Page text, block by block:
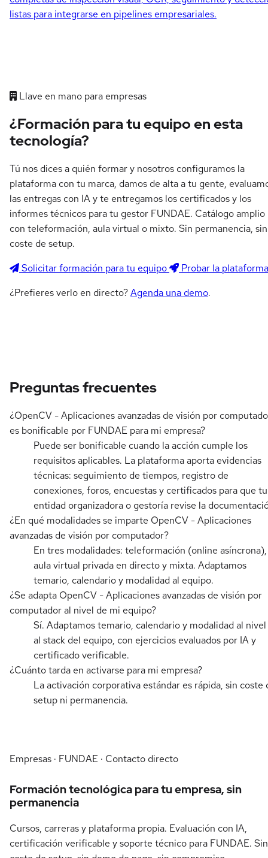
listas para integrarse en pipelines empresariales.
Llave en mano para empresas
¿Formación para tu equipo en esta
tecnología?
Tú nos dices a quién formar y nosotros configuramos la
plataforma con tu marca, damos de alta a tu gente,
las entregas con IA y te entregamos los certificados y los
informes técnicos para tu gestor FUNDAE. Catálogo amplio
con teleformación, aula virtual o mixto. Sin permanencia, sin
coste de setup.
Solicitar formación para tu equipo
Probar la plataforma
¿Prefieres verlo en directo?Agenda una demo.
Preguntas frecuentes
¿OpenCV - Aplicaciones avanzadas de visión por
es bonificable por FUNDAE para mi empresa?
Puede ser bonificable cuando la acción cumple los
requisitos aplicables. La plataforma aporta evidencias
técnicas: seguimiento de tiempos, registro de
conexiones, foros, encuestas y certificados para que tu
entidad organizadora o gestoría revise la
¿En qué modalidades se imparte OpenCV - Aplicaciones
avanzadas de visión por computador?
En tres modalidades: teleformación (online asíncrona),
aula virtual privada en directo y mixta. Adaptamos
temario, calendario y modalidad al equipo.
¿Se adapta OpenCV - Aplicaciones avanzadas de visión por
computador al nivel de mi equipo?
Sí. Adaptamos temario, calendario y modalidad al
al stack del equipo, con ejercicios evaluados por IA y
certificado verificable.
¿Cuánto tarda en activarse para mi empresa?
La activación corporativa estándar es rápida, sin coste
setup ni permanencia.
Empresas · FUNDAE · Contacto directo
Formación tecnológica para tu empresa, sin
permanencia
Cursos, carreras y plataforma propia. Evaluación con IA,
certificación verificable y soporte técnico para FUNDAE. Sin